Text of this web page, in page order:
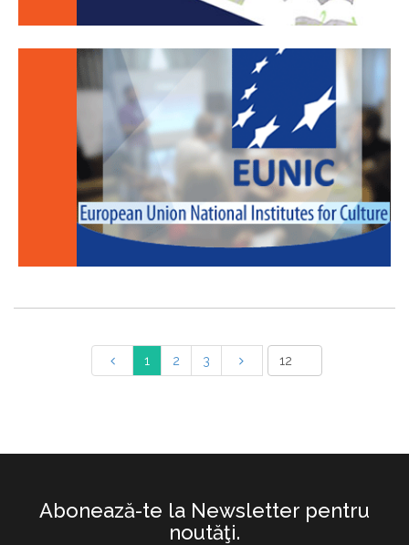
1 2 3
Abonează-te la Newsletter pentru
noutăţi.